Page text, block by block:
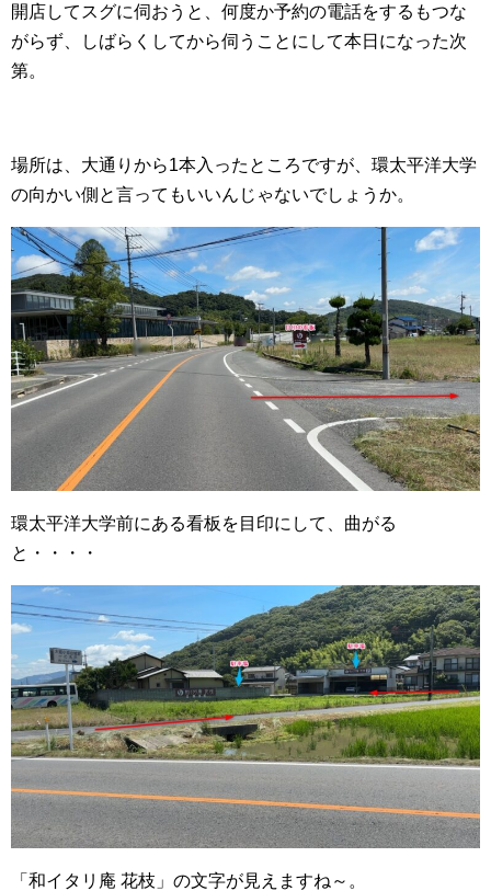
開店してスグに伺おうと、何度か予約の電話をするもつな
がらず、しばらくしてから伺うことにして本日になった次
第。
場所は、大通りから1本入ったところですが、環太平洋大学
の向かい側と言ってもいいんじゃないでしょうか。
環太平洋大学前にある看板を目印にして、曲がる
と・・・・
「和イタリ庵 花枝」の文字が見えますね～。